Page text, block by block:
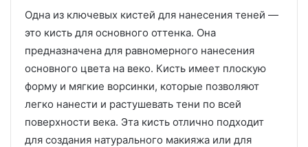
Одна из ключевых кистей для нанесения теней —
это кисть для основного оттенка. Она
предназначена для равномерного нанесения
основного цвета на веко. Кисть имеет плоскую
форму и мягкие ворсинки, которые позволяют
легко нанести и растушевать тени по всей
поверхности века. Эта кисть отлично подходит
для создания натурального макияжа или для